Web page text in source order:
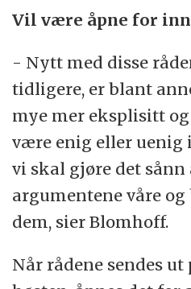
Vil være åpne for
- Nytt med disse
tidligere, er blant
mye mer eksplisitt
være enig eller uenig
vi skal gjøre det
argumentene våre
dem, sier Blomhoff.
Når rådene sendes